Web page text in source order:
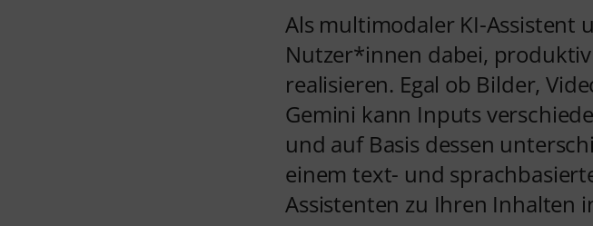
Als multimodaler KI-Assistent
Nutzer*innen dabei,
realisieren. Egal ob Bilder,
Gemini kann Inputs
und auf Basis dessen
einem text- und
Assistenten zu Ihren Inhalten